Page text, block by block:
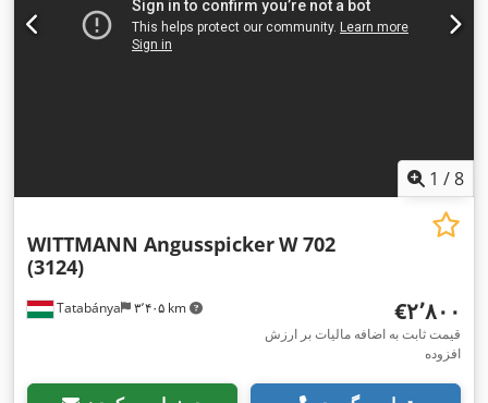
1 /8
Tatabánya ۳٬۴۰۵ km
WITTMANN AngusspickerW 702
(3124)
‎€۲٬۸۰۰
قیمت ثابت به اضافه مالیات بر ارزش
افزوده